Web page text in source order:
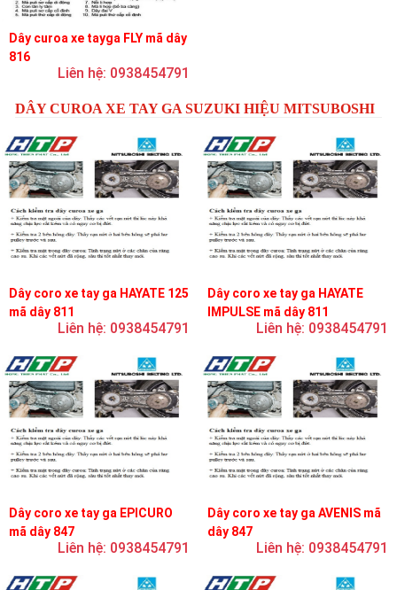
Dây curoa xe tayga FLY mã dây
816
Liên hệ: 0938454791
DÂY CUROA XE TAY GA SUZUKI HIỆU MITSUBOSHI
Dây coro xe tay ga HAYATE 125
mã dây 811
Liên hệ: 0938454791
Dây coro xe tay ga HAYATE
IMPULSE mã dây 811
Liên hệ: 0938454791
Dây coro xe tay ga EPICURO
mã dây 847
Liên hệ: 0938454791
Dây coro xe tay ga AVENIS mã
dây 847
Liên hệ: 0938454791